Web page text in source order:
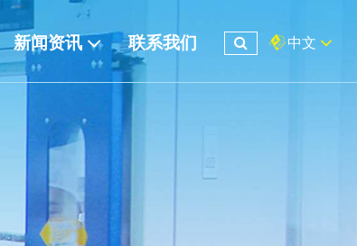
中文
新闻资讯 联系我们